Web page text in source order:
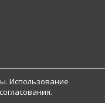
Использование